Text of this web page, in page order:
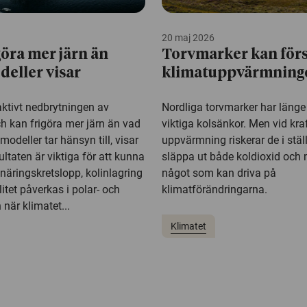
mer järn än
visar
nedbrytningen av
kan frigöra mer järn än vad
tar hänsyn till, visar
är viktiga för att kunna
kolinlagring
påverkas i polar- och
när klimatet...
20 maj 2026
Torvmarker kan
Nordliga torvmarker har
viktiga kolsänkor. Men vid
uppvärmning riskerar de i
släppa ut både koldioxid och
något som kan driva på
klimatförändringarna.
Klimatet